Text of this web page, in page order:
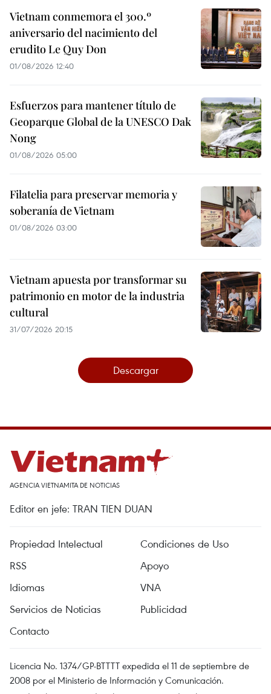
Vietnam conmemora el 300.º
aniversario del nacimiento del
erudito Le Quy Don
01/08/2026 12:40
Esfuerzos para mantener título de
Geoparque Global de la UNESCO Dak
Nong
01/08/2026 05:00
Filatelia para preservar memoria y
soberanía de Vietnam
01/08/2026 03:00
Vietnam apuesta por transformar su
patrimonio en motor de la industria
cultural
31/07/2026 20:15
Descargar
AGENCIA VIETNAMITA DE NOTICIAS
Editor en jefe: TRAN TIEN DUAN
Propiedad Intelectual
Condiciones de Uso
RSS
Apoyo
Idiomas
VNA
Servicios de Noticias
Publicidad
Contacto
Licencia No. 1374/GP-BTTTT expedida el 11 de septiembre de
2008 por el Ministerio de Información y Comunicación.